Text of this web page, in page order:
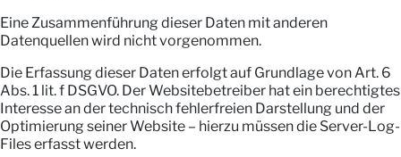
Eine Zusammenführung dieser Daten mit anderen
Datenquellen wird nicht vorgenommen.
Die Erfassung dieser Daten erfolgt auf Grundlage von Art. 6
Abs. 1 lit. f DSGVO. Der Websitebetreiber hat ein berechtigtes
Interesse an der technisch fehlerfreien Darstellung und der
Optimierung seiner Website – hierzu müssen die Server-Log-
Files erfasst werden.